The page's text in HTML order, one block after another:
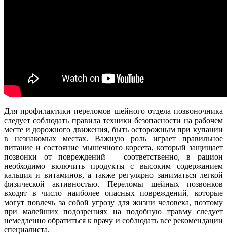
Для профилактики переломов шейного отдела позвоночника
следует соблюдать правила техники безопасности на рабочем
месте и дорожного движения, быть осторожным при купании
в незнакомых местах. Важную роль играет правильное
питание и состояние мышечного корсета, который защищает
позвонки от повреждений – соответственно, в рацион
необходимо включить продукты с высоким содержанием
кальция и витаминов, а также регулярно заниматься легкой
физической активностью. Переломы шейных позвонков
входят в число наиболее опасных повреждений, которые
могут повлечь за собой угрозу для жизни человека, поэтому
при малейших подозрениях на подобную травму следует
немедленно обратиться к врачу и соблюдать все рекомендации
специалиста.